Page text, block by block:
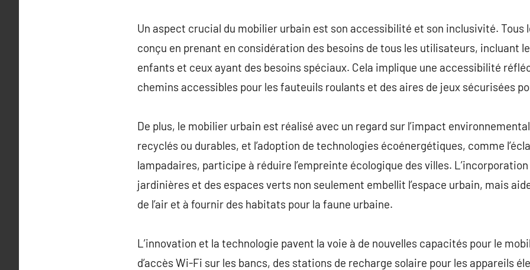
Un aspect crucial du mobilier urbain est son accessibilité et son inclusivité. Tous
conçu en prenant en considération des besoins de tous les utilisateurs, incluant
enfants et ceux ayant des besoins spéciaux. Cela implique une accessibilité
chemins accessibles pour les fauteuils roulants et des aires de jeux sécurisées
De plus, le mobilier urbain est réalisé avec un regard sur l’impact
recyclés ou durables, et l’adoption de technologies écoénergétiques, comme
lampadaires, participe à réduire l’empreinte écologique des villes.
jardinières et des espaces verts non seulement embellit l’espace urbain, mais
de l’air et à fournir des habitats pour la faune urbaine.
L’innovation et la technologie pavent la voie à de nouvelles capacités pour le
d’accès Wi-Fi sur les bancs, des stations de recharge solaire pour les appareils